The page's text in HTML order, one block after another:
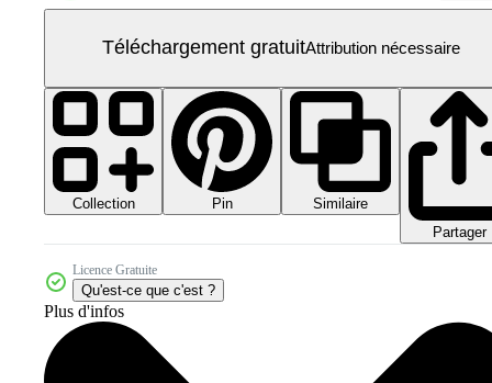
Téléchargement gratuitAttribution nécessaire
Collection Pin
Similaire
Partager
Licence Gratuite
Qu'est-ce que c'est ?
Plus d'infos